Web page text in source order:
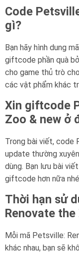
Code
gì?
Bạn hãy hình dung
giftcode phần quà
cho game thủ trò
các vật phẩm khác
Xin giftcode
Zoo & new ở
Trong bài viết, code
update thường
dùng. Bạn lưu bài
giftcode hơn nữa
Thời hạn sử
Renovate
Mỗi mã Petsville:
khác nhau, bạn sẽ